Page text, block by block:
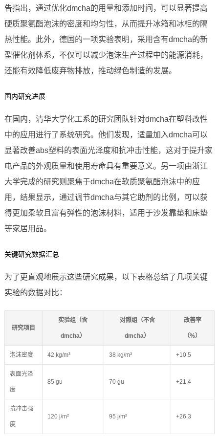
告指出，通过优化dmcha的用量和添加时间，可以显著提高
硬质聚氨酯泡沫的密度和均匀性，从而提升冰箱和冰柜的隔
热性能。此外，德国的一项实验表明，采用含有dmcha的新
型催化剂体系，不仅可以减少泡沫生产过程中的能源消耗，
还能有效降低废弃物排放，推动绿色制造的发展。
国内研究进展
在国内，清华大学化工系的研究团队针对dmcha在塑料改性
中的应用进行了系统研究。他们发现，适量加入dmcha可以
显著改善abs塑料的表面光泽度和抗冲击性能，这对于提升家
电产品的外观质量和使用寿命具有重要意义。另一项由浙江
大学完成的研究则聚焦于dmcha在软质聚氨酯泡沫中的应
用，结果显示，通过调节dmcha与其它助剂的比例，可以获
得更加柔软且富有弹性的泡沫材料，适用于沙发靠垫和床垫
等家居用品。
关键研究数据汇总
为了更直观地展示这些研究成果，以下表格总结了几项关键
实验的数据对比：
研究项目
实验组（含
dmcha）
对照组（不含
dmcha）
改善率
（%）
泡沫密度 42 kg/m³ 38 kg/m³ +10.5
表面光泽
度
85 gu 70 gu +21.4
抗冲击强
度
120 j/m² 95 j/m² +26.3